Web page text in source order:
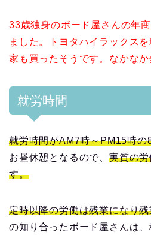
33歳独身のボード屋さんの年
ました。トヨタハイラックス
家も買ったそうです。なかなか
就労時間
就労時間がAM7時～PM15時の
お昼休憩となるので、 実質の
す。
定時以降の労働は残業になり
の知り合ったボード屋さんは